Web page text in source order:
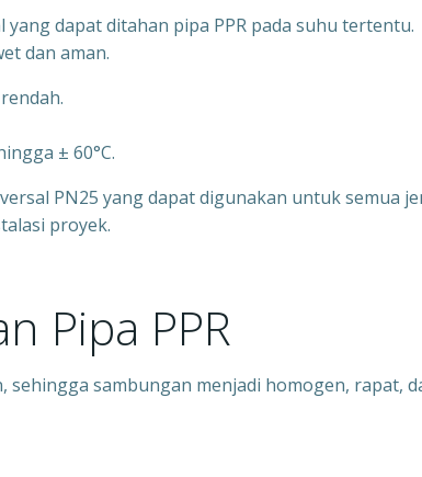
dapat ditahan pipa PPR pada suhu tertentu.
dan aman.
± 60°C.
PN25 yang dapat digunakan untuk semua
proyek.
Pipa PPR
sehingga sambungan menjadi homogen, rapat,